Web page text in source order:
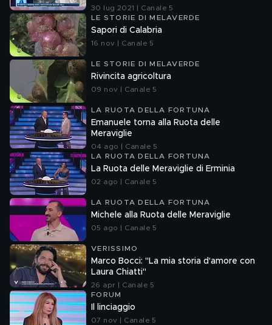
30 lug 2021 | Canale 5
LE STORIE DI MELAVERDE
Sapori di Calabria
16 nov | Canale 5
LE STORIE DI MELAVERDE
Rivincita agricoltura
09 nov | Canale 5
LA RUOTA DELLA FORTUNA
Emanuele torna alla Ruota delle
Meraviglie
04 ago | Canale 5
LA RUOTA DELLA FORTUNA
La Ruota delle Meraviglie di Erminia
02 ago | Canale 5
LA RUOTA DELLA FORTUNA
Michele alla Ruota delle Meraviglie
05 ago | Canale 5
VERISSIMO
Marco Bocci: "La mia storia d'amore con
Laura Chiatti"
26 apr | Canale 5
FORUM
Il linciaggio
07 nov | Canale 5